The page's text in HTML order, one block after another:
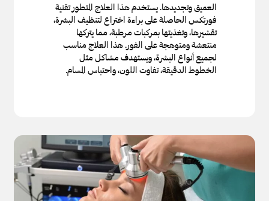
العميق وتجديدها. يستخدم هذا العلاج المتطور تقنية
فورتكس الحاصلة على براءة اختراع لتنظيف البشرة،
تقشيرها، وتغذيتها بمركبات مرطبة، مما يتركها
منتعشة ومتوهجة على الفور. هذا العلاج مناسب
لجميع أنواع البشرة، ويستهدف مشاكل مثل
الخطوط الدقيقة، تفاوت اللون، واحتباس المسام.